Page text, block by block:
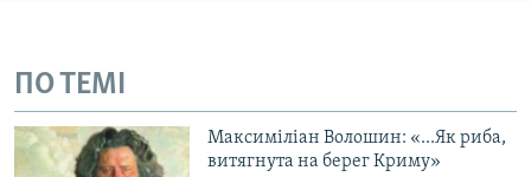
ПО ТЕМІ
Максиміліан Волошин: «...Як риба,
витягнута на берег Криму»